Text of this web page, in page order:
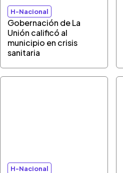
H-Nacional
Gobernación de La
Unión calificó al
municipio en crisis
sanitaria
H-Nacional